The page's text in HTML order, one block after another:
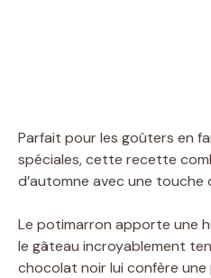
Parfait pour les goûters en
spéciales, cette recette
d’automne avec une touche
Le potimarron apporte une
le gâteau incroyablement
chocolat noir lui confère